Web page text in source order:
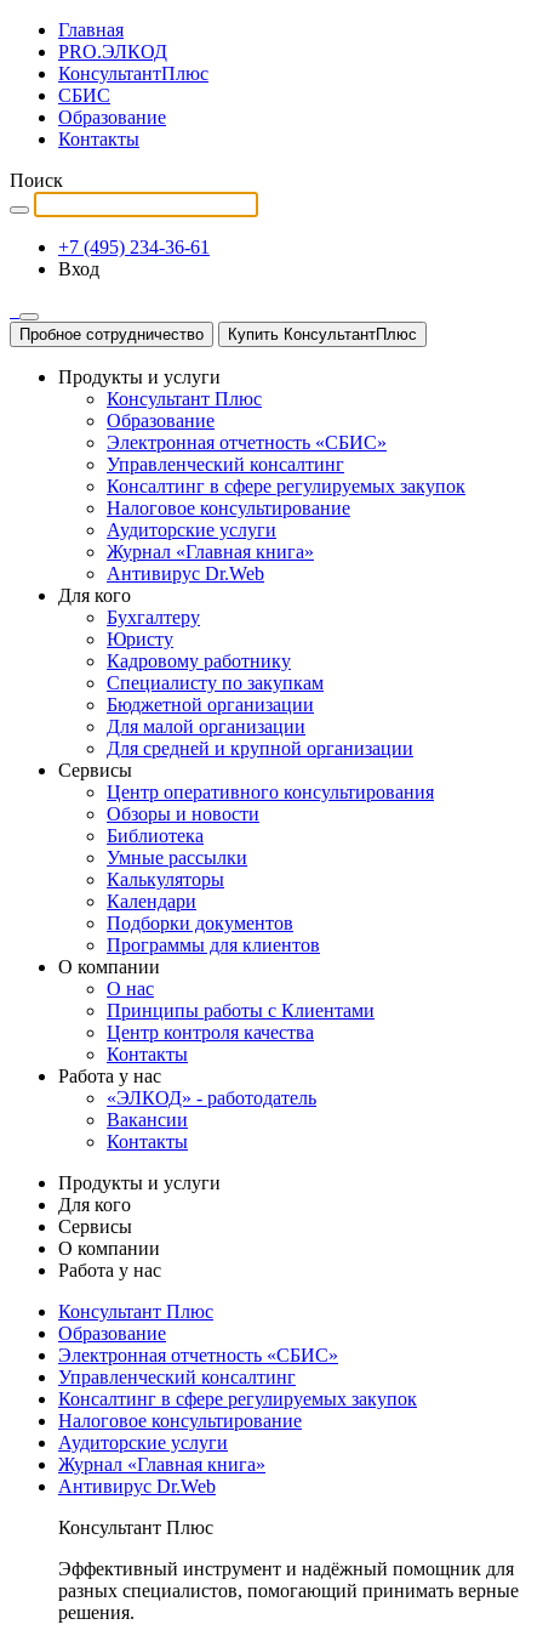
Главная
PRO.ЭЛКОД
КонсультантПлюс
СБИС
Образование
Контакты
Поиск
+7 (495) 234-36-61
Вход
Пробное сотрудничество Купить КонсультантПлюс
Продукты и услуги
Консультант Плюс
Образование
Электронная отчетность «СБИС»
Управленческий консалтинг
Консалтинг в сфере регулируемых закупок
Налоговое консультирование
Аудиторские услуги
Журнал «Главная книга»
Антивирус Dr.Web
Для кого
Бухгалтеру
Юристу
Кадровому работнику
Специалисту по закупкам
Бюджетной организации
Для малой организации
Для средней и крупной организации
Сервисы
Центр оперативного консультирования
Обзоры и новости
Библиотека
Умные рассылки
Калькуляторы
Календари
Подборки документов
Программы для клиентов
О компании
О нас
Принципы работы с Клиентами
Центр контроля качества
Контакты
Работа у нас
«ЭЛКОД» - работодатель
Вакансии
Контакты
Продукты и услуги
Для кого
Сервисы
О компании
Работа у нас
Консультант Плюс
Образование
Электронная отчетность «СБИС»
Управленческий консалтинг
Консалтинг в сфере регулируемых закупок
Налоговое консультирование
Аудиторские услуги
Журнал «Главная книга»
Антивирус Dr.Web
Консультант Плюс
Эффективный инструмент и надёжный помощник для
разных специалистов, помогающий принимать верные
решения.